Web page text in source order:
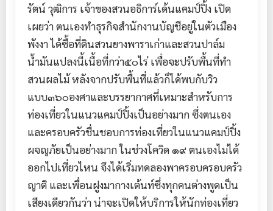
รัตน์ วุฒิการ เจ้าของสวนอธิการ์เด้นแคมป์ปิ้ง เปิด
เผยว่า ตนเองทำธุรกิจสำนักงานบัญชีอยู่ในตัวเมือง
พังงา ได้ซื้อที่ดินสวนยางพาราเก่าและสวนปาล์ม
น้ำมันแปลงนี้เนื้อที่กว่า๕๐ไร่ เพื่อจะปรับพื้นที่ทำ
สวนผลไม้ หลังจากปรับพื้นที่แล้วก็ได้พบกับวิว
แบบ๓๖๐องศาและบรรยากาศที่เหมาะสำหรับการ
ท่องเที่ยวในแนวแคมป์ปิ้งเป็นอย่างมาก ซึ่งตนเอง
และครอบครัวชื่นชอบการท่องเที่ยวในแนวแคมป์ปิ้ง
ผจญภัยเป็นอย่างมาก ในช่วงโควิด ๑๙ ตนเองไม่ได้
ออกไปเที่ยวไหน จึงได้เริ่มทดลองพาครอบครอบครัว
ญาติ และเพื่อนฝูงมากางเต้นท์ซึ่งทุกคนต่างพูดเป็น
เสียงเดียวกันว่า น่าจะเปิดให้บริการให้นักท่องเที่ยว